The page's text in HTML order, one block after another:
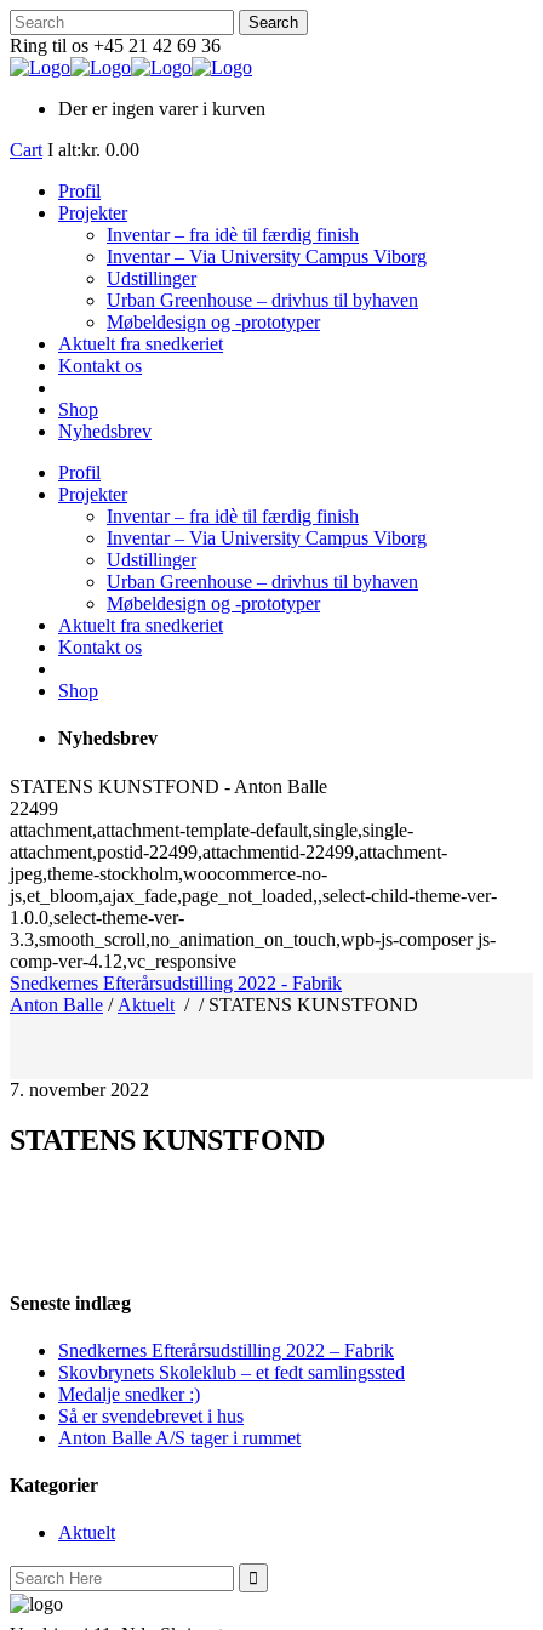
Ring til os +45 21 42 69 36
Der er ingen varer i kurven
Cart I alt:kr. 0.00
Profil
Projekter
Inventar – fra idè til færdig finish
Inventar – Via University Campus Viborg
Udstillinger
Urban Greenhouse – drivhus til byhaven
Møbeldesign og -prototyper
Aktuelt fra snedkeriet
Kontakt os
Shop
Nyhedsbrev
Profil
Projekter
Inventar – fra idè til færdig finish
Inventar – Via University Campus Viborg
Udstillinger
Urban Greenhouse – drivhus til byhaven
Møbeldesign og -prototyper
Aktuelt fra snedkeriet
Kontakt os
Shop
Nyhedsbrev
STATENS KUNSTFOND - Anton Balle
22499
attachment,attachment-template-default,single,single-
attachment,postid-22499,attachmentid-22499,attachment-
jpeg,theme-stockholm,woocommerce-no-
js,et_bloom,ajax_fade,page_not_loaded,,select-child-theme-ver-
1.0.0,select-theme-ver-
3.3,smooth_scroll,no_animation_on_touch,wpb-js-composer js-
comp-ver-4.12,vc_responsive
Snedkernes Efterårsudstilling 2022 - Fabrik
Anton Balle / Aktuelt / / STATENS KUNSTFOND
7. november 2022
STATENS KUNSTFOND
Seneste indlæg
Snedkernes Efterårsudstilling 2022 – Fabrik
Skovbrynets Skoleklub – et fedt samlingssted
Medalje snedker :)
Så er svendebrevet i hus
Anton Balle A/S tager i rummet
Kategorier
Aktuelt
Search
for: